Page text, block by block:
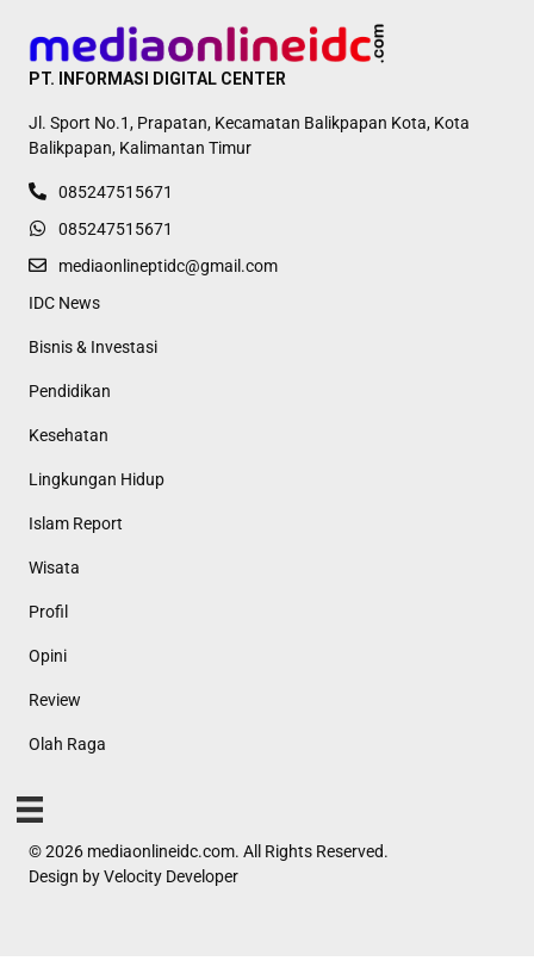
PT. INFORMASI DIGITAL CENTER
Jl. Sport No.1, Prapatan, Kecamatan Balikpapan Kota, Kota
Balikpapan, Kalimantan Timur
085247515671
085247515671
mediaonlineptidc@gmail.com
IDC News
Bisnis & Investasi
Pendidikan
Kesehatan
Lingkungan Hidup
Islam Report
Wisata
Profil
Opini
Review
Olah Raga
© 2026 mediaonlineidc.com. All Rights Reserved.
Design byVelocity Developer